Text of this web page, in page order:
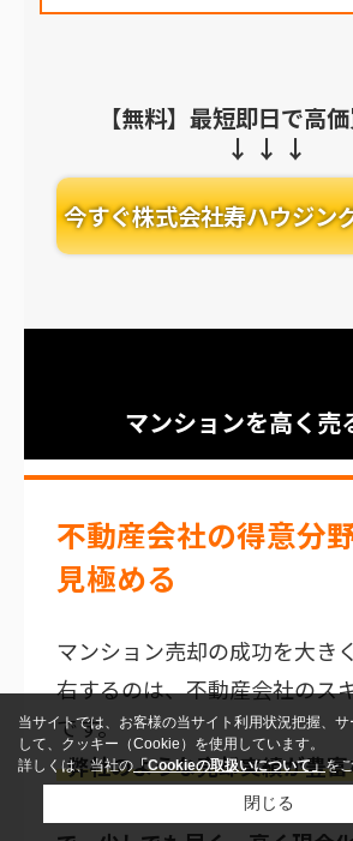
【無料】最短即日で高
今すぐ株式会社寿ハウジン
マンションを高く売
不動産会社の得意分
見極める
マンション売却の成功を大き
右するのは、不動産会社のス
です。
弊社のような売却実績が豊
不動産会社へ依頼いただくこと
当サイトでは、お客様の当サイト利用状況把握、
して、クッキー（Cookie）を使用しています。
詳しくは、当社の「Cookieの取扱いについて」を
閉じる